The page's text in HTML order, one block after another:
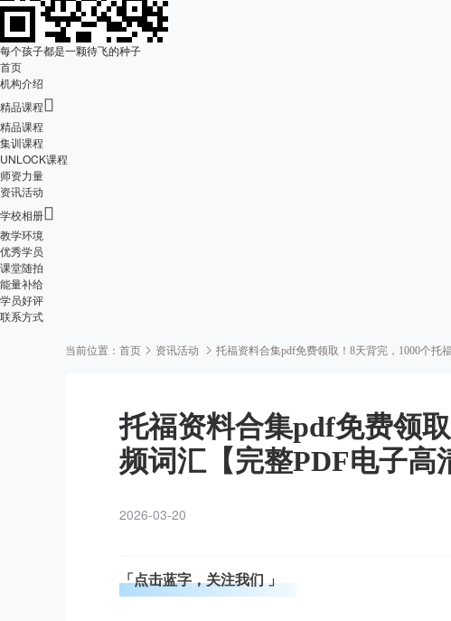
每个孩子都是一颗待飞的种子
首页
机构介绍
精品课程
精品课程
集训课程
UNLOCK课程
师资力量
资讯活动
学校相册
教学环境
优秀学员
课堂随拍
能量补给
学员好评
联系方式
当前位置： 首页 资讯活动 托福资料合集pdf免费领取！8天背完，1000个托
托福资料合集pdf免费领
频词汇【完整PDF电子高
2026-03-20
「点击蓝字，关注我们 」